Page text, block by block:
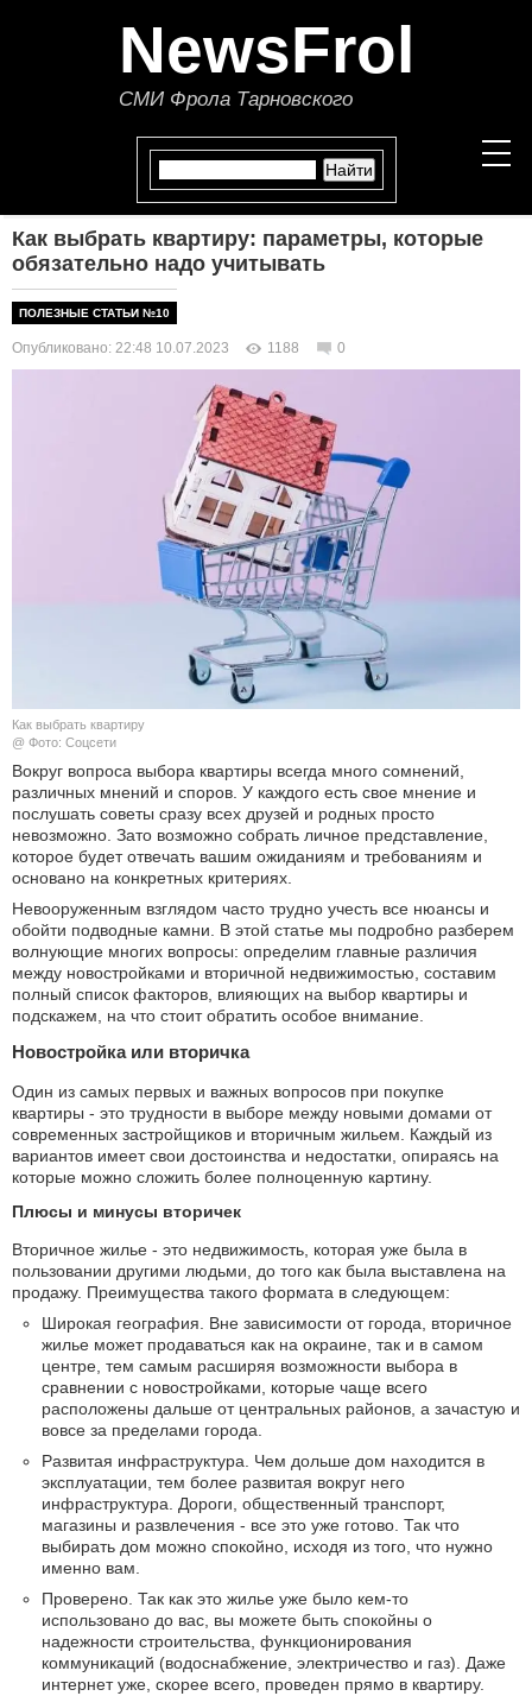
NewsFrol
СМИ Фрола Тарновского
НОВОСТИ
ПОЛИТИКА
ЭКОНОМИКА
В МИРЕ
ОБЩЕСТВО
КУЛЬТУРА
НАУКА
СПОРТ
АВТО И МОТО
ЭГОИЗМ
Как выбрать квартиру: параметры, которые
обязательно надо учитывать
ПОЛЕЗНЫЕ СТАТЬИ №10
Опубликовано: 22:48 10.07.2023 1188 0
Как выбрать квартиру
@ Фото: Соцсети
Вокруг вопроса выбора квартиры всегда много сомнений,
различных мнений и споров. У каждого есть свое мнение и
послушать советы сразу всех друзей и родных просто
невозможно. Зато возможно собрать личное представление,
которое будет отвечать вашим ожиданиям и требованиям и
основано на конкретных критериях.
Невооруженным взглядом часто трудно учесть все нюансы и
обойти подводные камни. В этой статье мы подробно разберем
волнующие многих вопросы: определим главные различия
между новостройками и вторичной недвижимостью, составим
полный список факторов, влияющих на выбор квартиры и
подскажем, на что стоит обратить особое внимание.
Новостройка или вторичка
Один из самых первых и важных вопросов при покупке
квартиры - это трудности в выборе между новыми домами от
современных застройщиков и вторичным жильем. Каждый из
вариантов имеет свои достоинства и недостатки, опираясь на
которые можно сложить более полноценную картину.
Плюсы и минусы вторичек
Вторичное жилье - это недвижимость, которая уже была в
пользовании другими людьми, до того как была выставлена на
продажу. Преимущества такого формата в следующем:
Широкая география. Вне зависимости от города, вторичное
жилье может продаваться как на окраине, так и в самом
центре, тем самым расширяя возможности выбора в
сравнении с новостройками, которые чаще всего
расположены дальше от центральных районов, а зачастую и
вовсе за пределами города.
Развитая инфраструктура. Чем дольше дом находится в
эксплуатации, тем более развитая вокруг него
инфраструктура. Дороги, общественный транспорт,
магазины и развлечения - все это уже готово. Так что
выбирать дом можно спокойно, исходя из того, что нужно
именно вам.
Проверено. Так как это жилье уже было кем-то
использовано до вас, вы можете быть спокойны о
надежности строительства, функционирования
коммуникаций (водоснабжение, электричество и газ). Даже
интернет уже, скорее всего, проведен прямо в квартиру.